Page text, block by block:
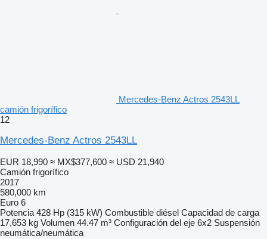
Mercedes-Benz Actros 2543LL
camión frigorífico
12
Mercedes-Benz Actros 2543LL
EUR 18,990 ≈ MX$377,600 ≈ USD 21,940
Camión frigorífico
2017
580,000 km
Euro 6
Potencia 428 Hp (315 kW) Combustible diésel Capacidad de carga
17,653 kg Volumen 44.47 m³ Configuración del eje 6x2 Suspensión
neumática/neumática